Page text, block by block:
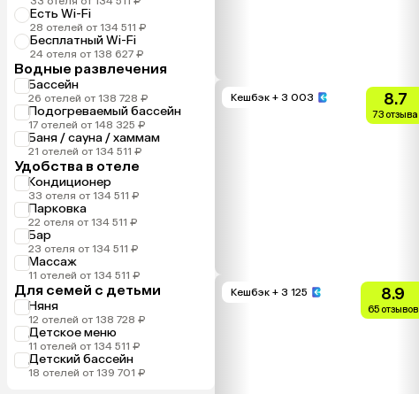
Есть Wi-Fi
28 отелей от 134 511 ₽
Бесплатный Wi-Fi
24 отеля от 138 627 ₽
Водные развлечения
Бассейн
26 отелей от 138 728 ₽
Подогреваемый бассейн
17 отелей от 148 325 ₽
Баня / сауна / хаммам
21 отелей от 134 511 ₽
Удобства в отеле
Кондиционер
33 отеля от 134 511 ₽
Парковка
22 отеля от 134 511 ₽
Бар
23 отеля от 134 511 ₽
Массаж
11 отелей от 134 511 ₽
Для семей с детьми
Няня
12 отелей от 138 728 ₽
Детское меню
11 отелей от 134 511 ₽
Детский бассейн
18 отелей от 139 701 ₽
Кешбэк + 3 003 8.7
73 отзыва
Кешбэк + 3 125 8.9
65 отзывов